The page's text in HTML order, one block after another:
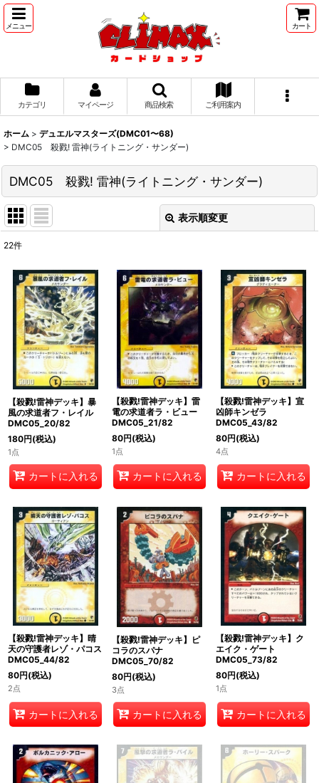
メニュー カート
カテゴリ マイページ 商品検索 ご利用案内
ホーム > デュエルマスターズ(DMC01〜68)
> DMC05 殺戮! 雷神(ライトニング・サンダー)
DMC05 殺戮! 雷神(ライトニング・サンダー)
表示順変更
並び順:
絞り込む
22件
【殺戮!雷神デッキ】暴
風の求道者フ・レイル
DMC05_20/82
180円(税込)
1点
カートに入れる
【殺戮!雷神デッキ】雷
電の求道者ラ・ビュー
DMC05_21/82
80円(税込)
1点
カートに入れる
【殺戮!雷神デッキ】宣
凶師キンゼラ
DMC05_43/82
80円(税込)
4点
カートに入れる
【殺戮!雷神デッキ】晴
天の守護者レゾ・パコス
DMC05_44/82
80円(税込)
2点
カートに入れる
【殺戮!雷神デッキ】ピ
コラのスパナ
DMC05_70/82
80円(税込)
3点
カートに入れる
【殺戮!雷神デッキ】ク
エイク・ゲート
DMC05_73/82
80円(税込)
1点
カートに入れる